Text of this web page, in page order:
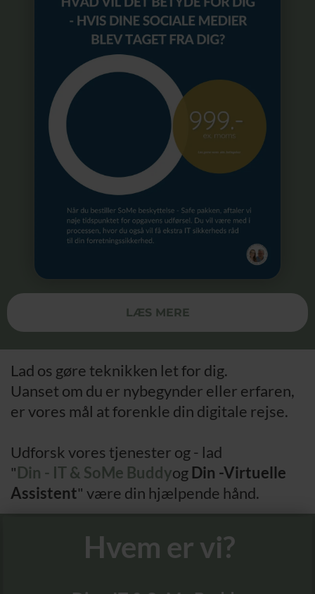
LÆS MERE
Lad os gøre teknikken let for dig.
Uanset om du er nybegynder eller erfaren,
er vores mål at forenkle din digitale rejse.
Udforsk vores tjenester og - lad
"Din - IT & SoMe Buddyog Din -Virtuelle
Assistent" være din hjælpende hånd.
Hvem er vi?